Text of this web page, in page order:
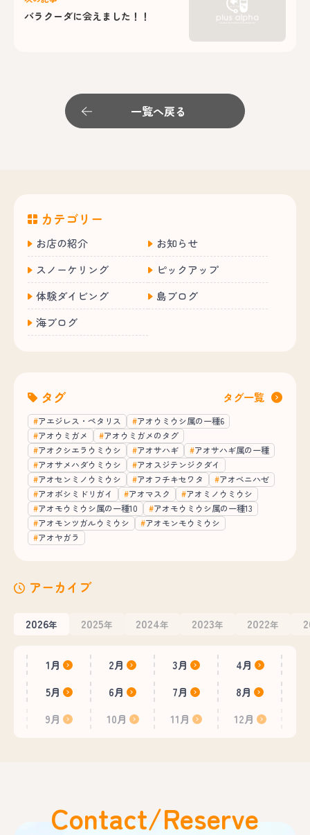
バラクーダに会えました！！
一覧へ戻る
カテゴリー
お店の紹介
お知らせ
スノーケリング
ピックアップ
体験ダイビング
島ブログ
海ブログ
タグ タグ一覧
アエジレス・ペタリス
アオウミウシ属の一種6
アオウミガメ
アオウミガメのタグ
アオクシエラウミウシ
アオサハギ
アオサハギ属の一種
アオサメハダウミウシ
アオスジテンジクダイ
アオセンミノウミウシ
アオフチキセワタ
アオベニハゼ
アオボシミドリガイ
アオマスク
アオミノウミウシ
アオモウミウシ属の一種10
アオモウミウシ属の一種13
アオモンツガルウミウシ
アオモンモウミウシ
アオヤガラ
アーカイブ
2026年 2025年 2024年 2023年 2022年
1月 2月 3月
4月
5月
6月 7月
8月
9月
10月 11月 12月
Contact/Reserve